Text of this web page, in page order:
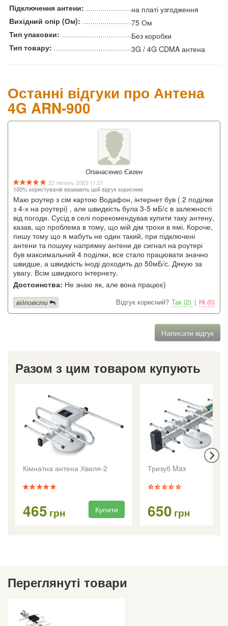
Підключення антени:
на платі узгодження
Вихідний опір (Ом):
75 Ом
Тип упаковки:
Без коробки
Тип товару:
3G / 4G CDMA антена
Останні відгуки про Антена
4G ARN-900
Опанасенко Євген
22 липень 2023 11:21
100% користувачів вважають цей відгук корисним
Маю роутер з сім картою Водафон, інтернет був ( 2 поділки
з 4-х на роутері) , але швидкість була 3-5 мБ/с в залежності
від погоди. Сусід в селі порекомендував купити таку антену,
казав, що проблема в тому, що мій дім трохи в ямі. Короче,
пишу тому що я мабуть не один такий, при підключені
антени та пошуку напрямку антени де сигнал на роутері
був максимальний 4 поділки, все стало працювати значно
швидше, а швидкість іноді доходить до 50мБ/с. Дякую за
увагу. Всім швидкого інтернету.
Достоинства: Не знаю як, але вона працює)
Відгук корисний? Так (2) | Ні (0)
відповісти
Написати відгук
Разом з цим товаром купують
Кімнатна антена Хвиля-2
465 грн Купити
Тризуб Max
650 грн
Переглянуті товари